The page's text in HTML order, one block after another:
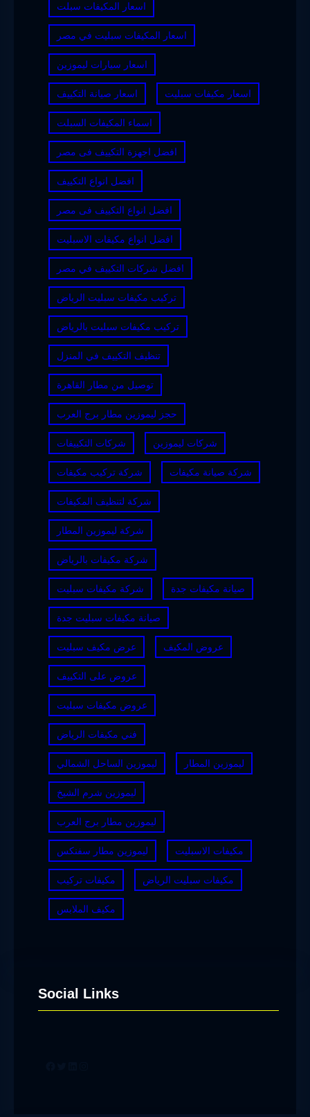
اسعار المكيفات سبلت
اسعار المكيفات سبليت في مصر
اسعار سيارات ليموزين
اسعار صيانة التكييف اسعار مكيفات سبليت
اسماء المكيفات السبلت
افضل اجهزة التكييف فى مصر
افضل انواع التكييف
افضل انواع التكييف فى مصر
افضل انواع مكيفات الاسبليت
افضل شركات التكييف في مصر
تركيب مكيفات سبليت الرياض
تركيب مكيفات سبليت بالرياض
تنظيف التكييف في المنزل
توصيل من مطار القاهرة
حجز ليموزين مطار برج العرب
شركات التكييفات شركات ليموزين
شركة تركيب مكيفات شركة صيانة مكيفات
شركة لتنظيف المكيفات
شركة ليموزين المطار
شركة مكيفات بالرياض
شركة مكيفات سبليت صيانة مكيفات جدة
صيانة مكيفات سبليت جدة
عرض مكيف سبليت عروض المكيف
عروض على التكييف
عروض مكيفات سبليت
فني مكيفات الرياض
ليموزين الساحل الشمالي ليموزين المطار
ليموزين شرم الشيخ
ليموزين مطار برج العرب
ليموزين مطار سفنكس مكيفات الاسبليت
مكيفات تركيب مكيفات سبليت الرياض
مكيف الملابس
Social Links